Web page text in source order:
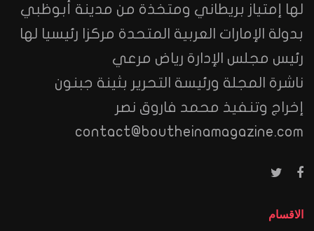
لها إمتياز بريطاني ومتخذة من مدينة أبوظبي
بدولة الإمارات العربية المتحدة مركزا رئيسيا لها
رئيس مجلس الإدارة رياض مرعي
ناشرة المجلة ورئيسة التحرير بثينة جبنون
إخراج وتنفيذ محمد فاروق نصر
contact@boutheinamagazine.com
الاقسام